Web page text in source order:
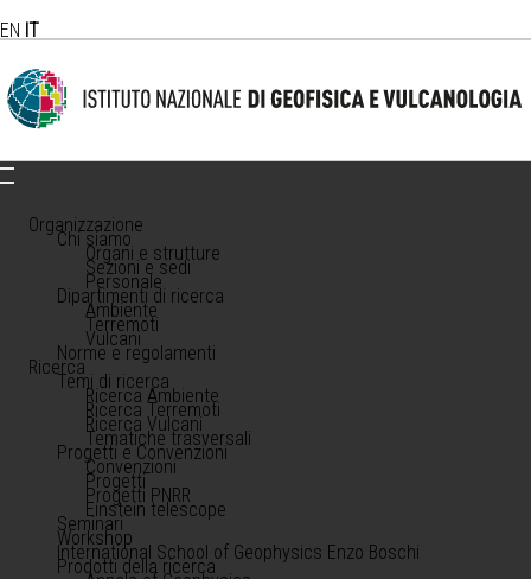
EN IT
Organizzazione
Chi siamo
Organi e strutture
Sezioni e sedi
Personale
Dipartimenti di ricerca
Ambiente
Terremoti
Vulcani
Norme e regolamenti
Ricerca
Temi di ricerca
Ricerca Ambiente
Ricerca Terremoti
Ricerca Vulcani
Tematiche trasversali
Progetti e Convenzioni
Convenzioni
Progetti
Progetti PNRR
Einstein telescope
Seminari
Workshop
International School of Geophysics Enzo Boschi
Prodotti della ricerca